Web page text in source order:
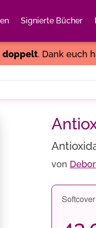
Signierte Bücher
doppelt. Dank euch
von